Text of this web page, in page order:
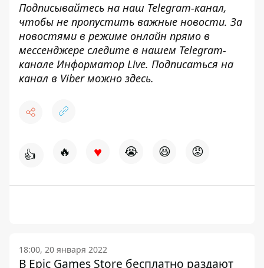
Подписывайтесь на наш Telegram-канал,
чтобы не пропустить важные новости. За
новостями в режиме онлайн прямо в
мессенджере следите в нашем Telegram-
канале Информатор Live. Подписаться на
канал в Viber можно здесь.
👍 🔥 ♥ 😭 😆 😡
18:00, 20 января 2022
В Epic Games Store бесплатно раздают